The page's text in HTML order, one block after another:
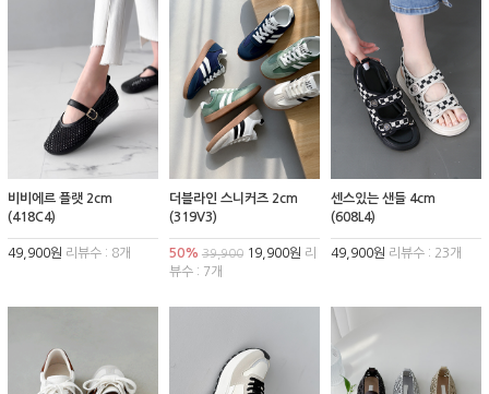
비비에르 플랫 2cm
(418C4)
49,900원 리뷰수 : 8개
더블라인 스니커즈 2cm
(319V3)
50% 39,90019,900원 리
뷰수 : 7개
센스있는 샌들 4cm
(608L4)
49,900원 리뷰수 : 23개